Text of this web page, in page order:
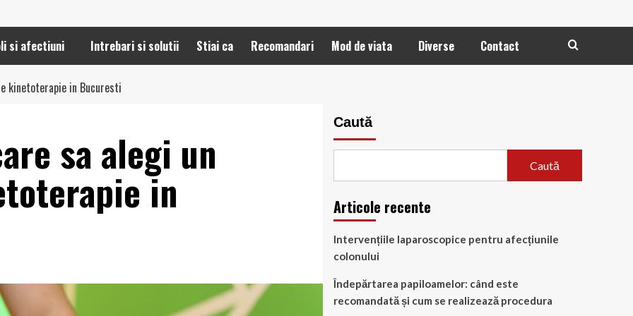
si afectiuni Intrebari si solutii Stiai ca Recomandari Mod de viata Diverse Contact
kinetoterapie in Bucuresti
sa alegi un
in
Caută
Caută
Articole recente
Intervențiile laparoscopice pentru afecțiunile
colonului
Îndepărtarea papiloamelor: când este
recomandată și cum se realizează procedura